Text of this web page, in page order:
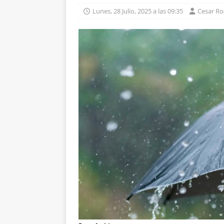
Lunes, 28 Julio, 2025 a las 09:35 Cesar